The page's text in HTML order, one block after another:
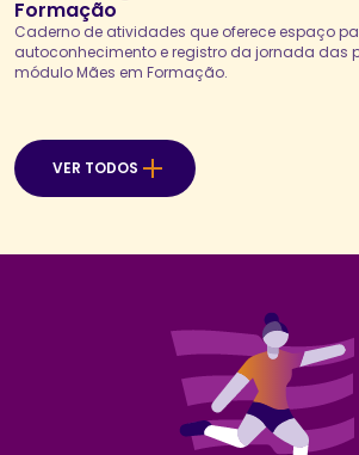
Formação
Caderno de atividades que oferece espaço
autoconhecimento e registro da jornada das
módulo Mães em Formação.
VER TODOS